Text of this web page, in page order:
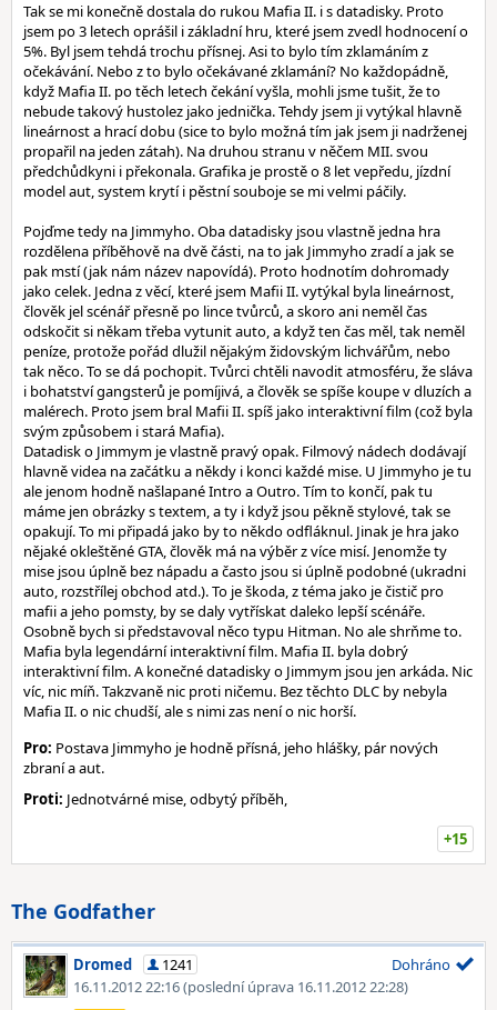
Tak se mi konečně dostala do rukou Mafia II. i s datadisky. Proto
jsem po 3 letech oprášil i základní hru, které jsem zvedl hodnocení o
5%. Byl jsem tehdá trochu přísnej. Asi to bylo tím zklamáním z
očekávání. Nebo z to bylo očekávané zklamání? No každopádně,
když Mafia II. po těch letech čekání vyšla, mohli jsme tušit, že to
nebude takový hustolez jako jednička. Tehdy jsem ji vytýkal hlavně
lineárnost a hrací dobu (sice to bylo možná tím jak jsem ji nadrženej
propařil na jeden zátah). Na druhou stranu v něčem MII. svou
předchůdkyni i překonala. Grafika je prostě o 8 let vepředu, jízdní
model aut, system krytí i pěstní souboje se mi velmi páčily.
Pojďme tedy na Jimmyho. Oba datadisky jsou vlastně jedna hra
rozdělena příběhově na dvě části, na to jak Jimmyho zradí a jak se
pak mstí (jak nám název napovídá). Proto hodnotím dohromady
jako celek. Jedna z věcí, které jsem Mafii II. vytýkal byla lineárnost,
člověk jel scénář přesně po lince tvůrců, a skoro ani neměl čas
odskočit si někam třeba vytunit auto, a když ten čas měl, tak neměl
peníze, protože pořád dlužil nějakým židovským lichvářům, nebo
tak něco. To se dá pochopit. Tvůrci chtěli navodit atmosféru, že sláva
i bohatství gangsterů je pomíjivá, a člověk se spíše koupe v dluzích a
malérech. Proto jsem bral Mafii II. spíš jako interaktivní film (což byla
svým způsobem i stará Mafia).
Datadisk o Jimmym je vlastně pravý opak. Filmový nádech dodávají
hlavně videa na začátku a někdy i konci každé mise. U Jimmyho je tu
ale jenom hodně našlapané Intro a Outro. Tím to končí, pak tu
máme jen obrázky s textem, a ty i když jsou pěkně stylové, tak se
opakují. To mi připadá jako by to někdo odfláknul. Jinak je hra jako
nějaké okleštěné GTA, člověk má na výběr z více misí. Jenomže ty
mise jsou úplně bez nápadu a často jsou si úplně podobné (ukradni
auto, rozstřílej obchod atd.). To je škoda, z téma jako je čistič pro
mafii a jeho pomsty, by se daly vytřískat daleko lepší scénáře.
Osobně bych si představoval něco typu Hitman. No ale shrňme to.
Mafia byla legendární interaktivní film. Mafia II. byla dobrý
interaktivní film. A konečné datadisky o Jimmym jsou jen arkáda. Nic
víc, nic míň. Takzvaně nic proti ničemu. Bez těchto DLC by nebyla
Mafia II. o nic chudší, ale s nimi zas není o nic horší.
Pro: Postava Jimmyho je hodně přísná, jeho hlášky, pár nových
zbraní a aut.
Proti: Jednotvárné mise, odbytý příběh,
+15
The Godfather
Dromed
1241
16.11.2012 22:16(poslední úprava 16.11.2012 22:28)
Dohráno